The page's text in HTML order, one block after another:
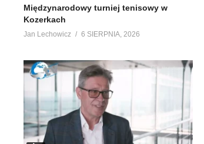
Międzynarodowy turniej tenisowy w
Kozerkach
Jan Lechowicz 6 SIERPNIA, 2026